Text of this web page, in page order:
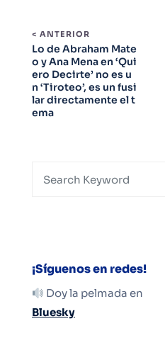
< ANTERIOR
Lo de Abraham Mate
o y Ana Mena en ‘Qui
ero Decirte’ no es u
n ‘Tiroteo’, es un fusi
lar directamente el t
ema
¡Síguenos en redes!
Doy la pelmada en
Bluesky